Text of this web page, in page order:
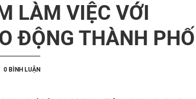
LÀM VIỆC VỚI
ĐỘNG THÀNH PHỐ
0 BÌNH LUẬN